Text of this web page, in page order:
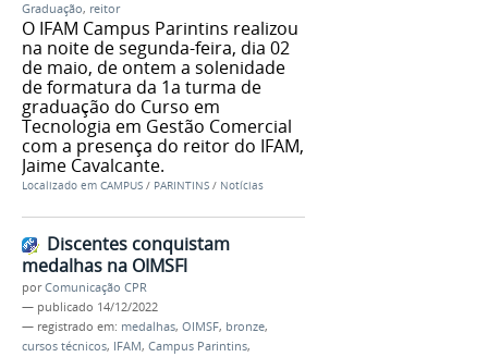
Graduação, reitor
O IFAM Campus Parintins realizou
na noite de segunda-feira, dia 02
de maio, de ontem a solenidade
de formatura da 1a turma de
graduação do Curso em
Tecnologia em Gestão Comercial
com a presença do reitor do IFAM,
Jaime Cavalcante.
Localizado em CAMPUS / PARINTINS / Notícias
Discentes conquistam
medalhas na OIMSFl
porComunicação CPR
— publicado 14/12/2022
— registrado em: medalhas, OIMSF, bronze,
cursos técnicos, IFAM, Campus Parintins,